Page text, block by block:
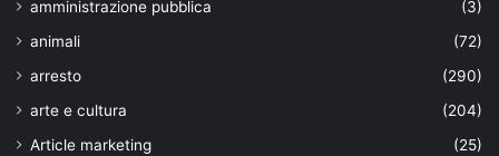
amministrazione pubblica
(3)
animali
(72)
arresto
(290)
arte e cultura
(204)
Article marketing
(25)